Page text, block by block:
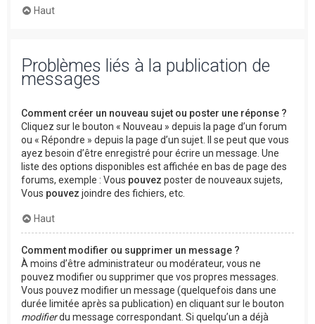
Haut
Problèmes liés à la publication de
messages
Comment créer un nouveau sujet ou poster une réponse ?
Cliquez sur le bouton « Nouveau » depuis la page d’un forum
ou « Répondre » depuis la page d’un sujet. Il se peut que vous
ayez besoin d’être enregistré pour écrire un message. Une
liste des options disponibles est affichée en bas de page des
forums, exemple : Vous pouvez poster de nouveaux sujets,
Vous pouvez joindre des fichiers, etc.
Haut
Comment modifier ou supprimer un message ?
À moins d’être administrateur ou modérateur, vous ne
pouvez modifier ou supprimer que vos propres messages.
Vous pouvez modifier un message (quelquefois dans une
durée limitée après sa publication) en cliquant sur le bouton
modifierdu message correspondant. Si quelqu’un a déjà